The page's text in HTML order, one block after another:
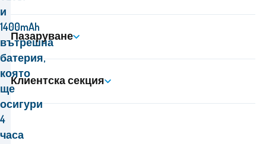
и
1400mAh
вътрешна
батерия,
която
ще
осигури
4
часа
Пазаруване
Клиентска секция